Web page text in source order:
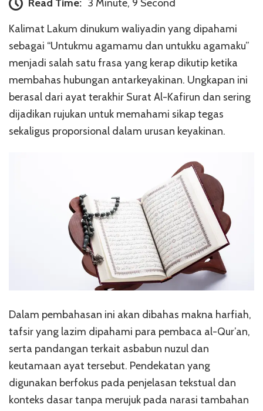
Read Time: 3 Minute, 9 Second
Kalimat Lakum dinukum waliyadin yang dipahami
sebagai “Untukmu agamamu dan untukku agamaku”
menjadi salah satu frasa yang kerap dikutip ketika
membahas hubungan antarkeyakinan. Ungkapan ini
berasal dari ayat terakhir Surat Al-Kafirun dan sering
dijadikan rujukan untuk memahami sikap tegas
sekaligus proporsional dalam urusan keyakinan.
Dalam pembahasan ini akan dibahas makna harfiah,
tafsir yang lazim dipahami para pembaca al-Qur’an,
serta pandangan terkait asbabun nuzul dan
keutamaan ayat tersebut. Pendekatan yang
digunakan berfokus pada penjelasan tekstual dan
konteks dasar tanpa merujuk pada narasi tambahan